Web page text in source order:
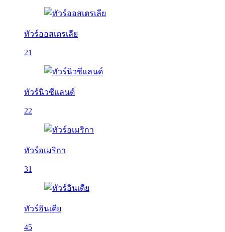
ทัวร์ออสเตรเลีย
21
ทัวร์นิวซีแลนด์
22
ทัวร์อเมริกา
31
ทัวร์อินเดีย
45